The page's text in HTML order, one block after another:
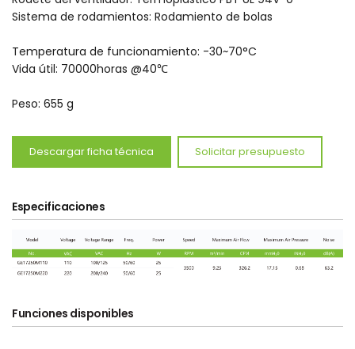
Sistema de rodamientos: Rodamiento de bolas
Temperatura de funcionamiento: -30~70°C
Vida útil: 70000horas @40℃
Peso: 655 g
Descargar ficha técnica Solicitar presupuesto
Especificaciones
Funciones disponibles